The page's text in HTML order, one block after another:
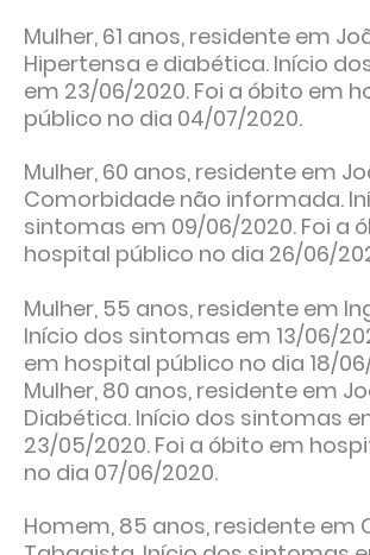
Mulher, 61 anos, residente em
Hipertensa e diabética. Início
em 23/06/2020. Foi a óbito em
público no dia 04/07/2020.
Mulher, 60 anos, residente em
Comorbidade não informada.
sintomas em 09/06/2020. Foi a
hospital público no dia 26/06/
Mulher, 55 anos, residente em
Início dos sintomas em 13/06/
em hospital público no dia 18/
Mulher, 80 anos, residente em
Diabética. Início dos sintomas
23/05/2020. Foi a óbito em
no dia 07/06/2020.
Homem, 85 anos, residente em